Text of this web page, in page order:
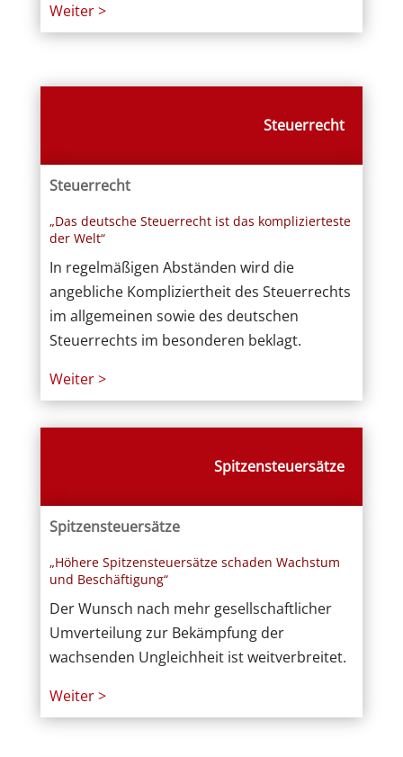
Weiter >
Steuerrecht
Steuerrecht
„Das deutsche Steuerrecht ist das komplizierteste
der Welt“
In regelmäßigen Abständen wird die
angebliche Kompliziertheit des Steuerrechts
im allgemeinen sowie des deutschen
Steuerrechts im besonderen beklagt.
Weiter >
Spitzensteuersätze
Spitzensteuersätze
„Höhere Spitzensteuersätze schaden Wachstum
und Beschäftigung“
Der Wunsch nach mehr gesellschaftlicher
Umverteilung zur Bekämpfung der
wachsenden Ungleichheit ist weitverbreitet.
Weiter >